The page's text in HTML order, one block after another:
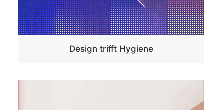
Design trifft Hygiene